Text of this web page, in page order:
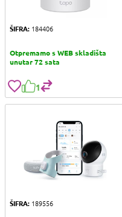
ŠIFRA: 184406
Otpremamo s WEB skladišta
unutar 72 sata
1
ŠIFRA: 189556